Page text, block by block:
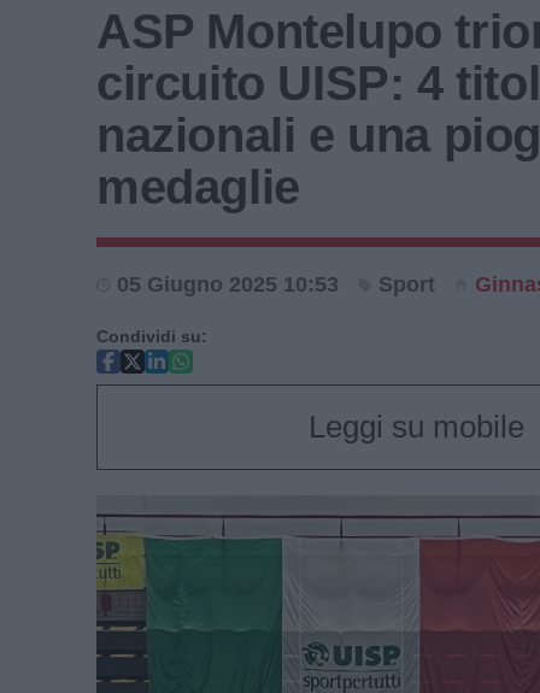
ASP Montelupo
circuito UISP: 4
nazionali e una
medaglie
05 Giugno 2025 10:53 Sport
Condividi su:
Leggi su mobile